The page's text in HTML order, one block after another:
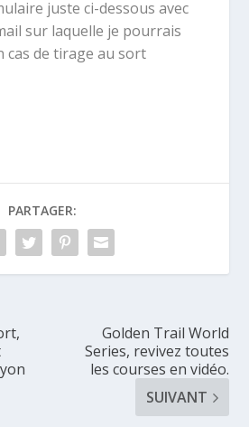
juste ci-dessous avec
sur laquelle je pourrais
cas de tirage au sort
PARTAGER:
Golden Trail World
Series, revivez toutes
les courses en vidéo.
SUIVANT